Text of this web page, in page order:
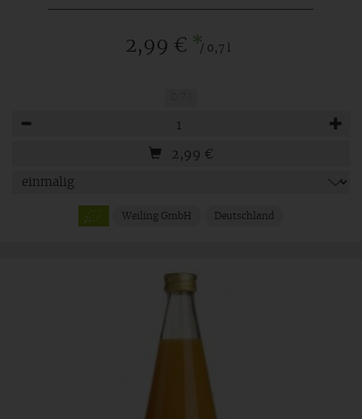
2,99 € */ 0,7 l
2,99 €
Weiling GmbH Deutschland